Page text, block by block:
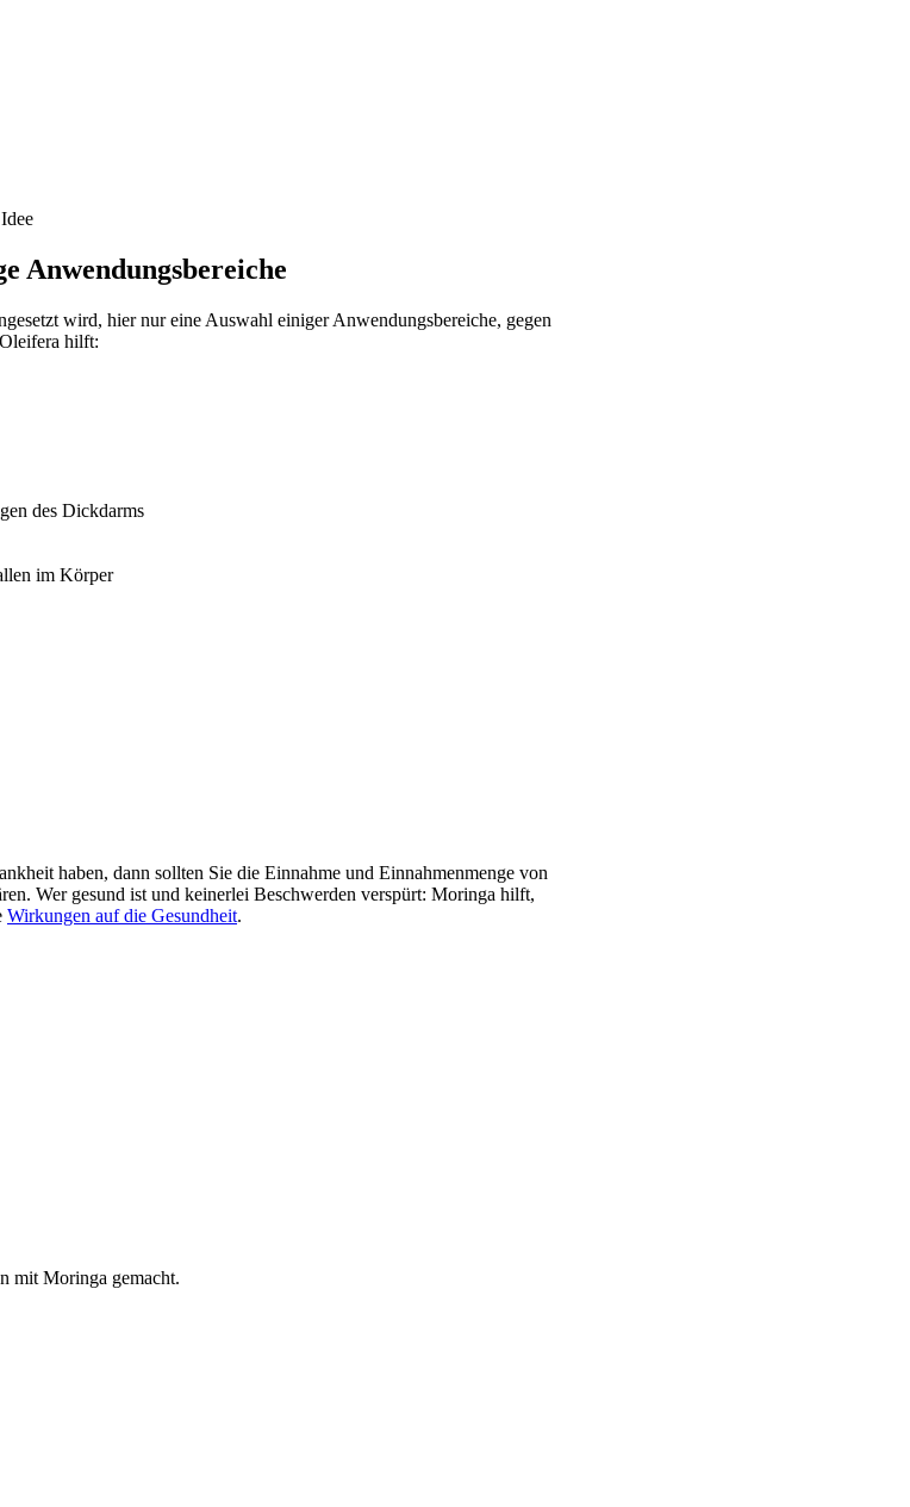
Anwendungsbereiche
wird, hier nur eine Auswahl einiger Anwendungsbereiche, gegen
hilft:
des Dickdarms
im Körper
haben, dann sollten Sie die Einnahme und Einnahmenmenge von
Wer gesund ist und keinerlei Beschwerden verspürt: Moringa hilft,
Wirkungen auf die Gesundheit.
mit Moringa gemacht.